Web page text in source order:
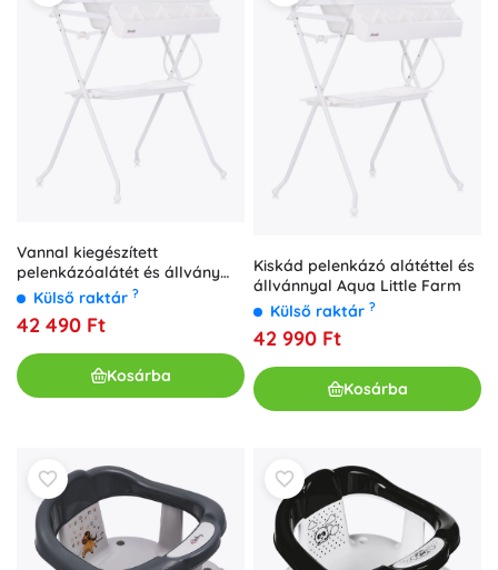
Vannal kiegészített
pelenkázóalátét és állvány
Aqua Friends Chipolino
Külső raktár ?
42 490 Ft
Kosárba
Kiskád pelenkázó alátéttel és
állvánnyal Aqua Little Farm
Külső raktár ?
42 990 Ft
Kosárba